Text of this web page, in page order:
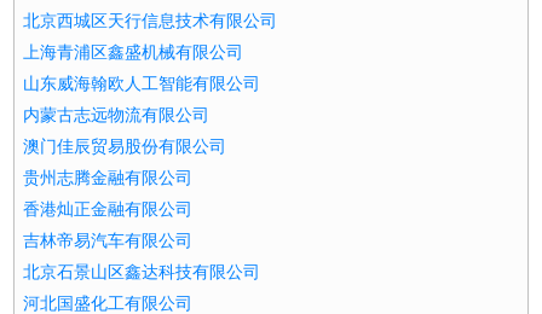
北京西城区天行信息技术有限公司
上海青浦区鑫盛机械有限公司
山东威海翰欧人工智能有限公司
内蒙古志远物流有限公司
澳门佳辰贸易股份有限公司
贵州志腾金融有限公司
香港灿正金融有限公司
吉林帝易汽车有限公司
北京石景山区鑫达科技有限公司
河北国盛化工有限公司